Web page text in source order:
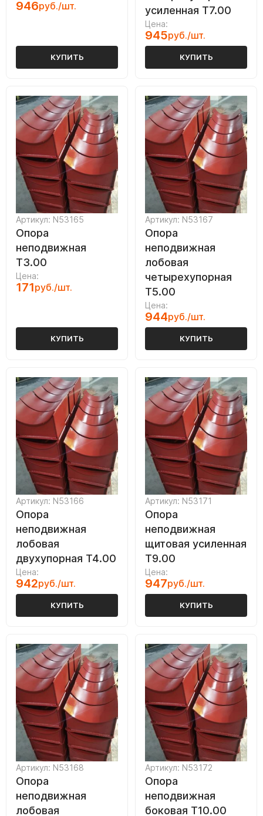
946руб./шт.
КУПИТЬ
усиленная Т7.00
Цена:
945руб./шт.
КУПИТЬ
Артикул: N53165
Опора
неподвижная
Т3.00
Цена:
171руб./шт.
КУПИТЬ
Артикул: N53167
Опора
неподвижная
лобовая
четырехупорная
Т5.00
Цена:
944руб./шт.
КУПИТЬ
Артикул: N53166
Опора
неподвижная
лобовая
двухупорная Т4.00
Цена:
942руб./шт.
КУПИТЬ
Артикул: N53171
Опора
неподвижная
щитовая усиленная
Т9.00
Цена:
947руб./шт.
КУПИТЬ
Артикул: N53168
Опора
неподвижная
лобовая
Артикул: N53172
Опора
неподвижная
боковая Т10.00